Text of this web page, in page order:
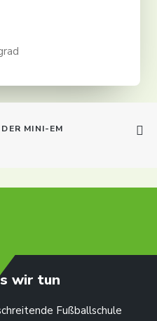
MINI-EM
wir tun
Fußballschule